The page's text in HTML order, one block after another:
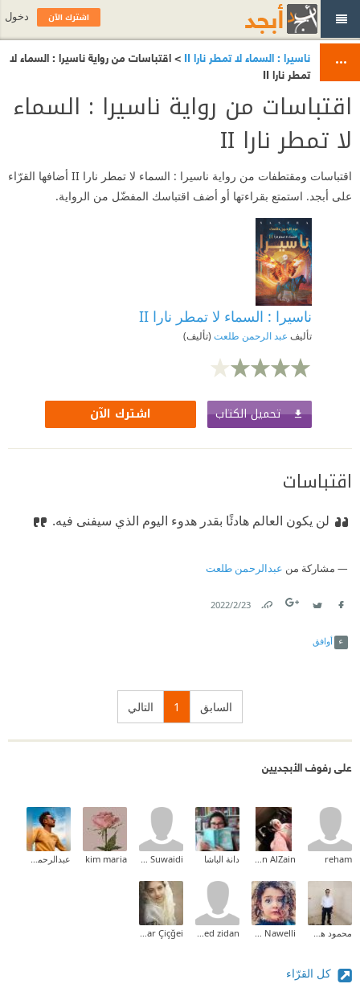
ناسيرا : السماء لا تمطر نارا II
> اقتباسات من رواية ناسيرا : السماء لا
تمطر نارا II
اقتباسات من رواية ناسيرا : السماء
لا تمطر نارا II
اقتباسات ومقتطفات من رواية ناسيرا : السماء لا تمطر نارا II أضافها القرّاء
على أبجد. استمتع بقراءتها أو أضف اقتباسك المفضّل من الرواية.
ناسيرا : السماء لا تمطر نارا II
تأليف عبد الرحمن طلعت (تأليف)
تحميل الكتاب اشترك الآن
اقتباسات
لن يكون العالم هادئًا بقدر هدوء اليوم الذي سيفنى فيه.
مشاركة من عبدالرحمن طلعت
23‏/2‏/2022
أوافق
السابق 1 التالي
على رفوف الأبجديين
reham
Nesreen AlZain دانة الباشا Ayesha Al Suwaidi
kim maria عبدالرحمن طلعت
محمود هشام Yasmine Nawelli
mohamed zidan
Bahaar Çiçğei
كل القرّاء
اشترك الآن دخول